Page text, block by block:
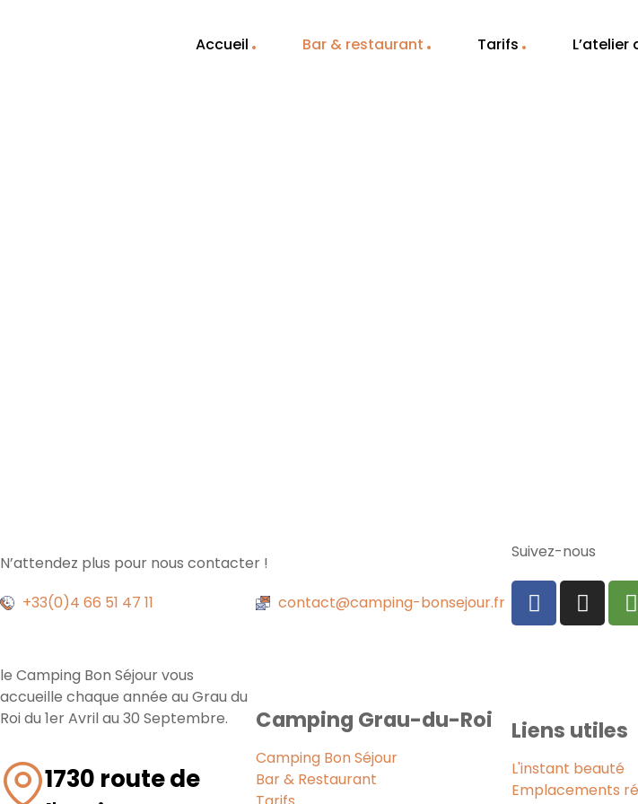
Accueil Bar & restaurant Tarifs L’atelier
Noté 4,6 sur
N’attendez plus pour nous contacter !
+33(0)4 66 51 47 11
contact@camping-bonsejour.fr
Suivez-nous
le Camping Bon Séjour vous
accueille chaque année au Grau du
Roi du 1er Avril au 30 Septembre.
1730 route de
Camping Grau-du-Roi
Camping Bon Séjour
Bar & Restaurant
Liens utiles
L'instant beauté
Emplacements